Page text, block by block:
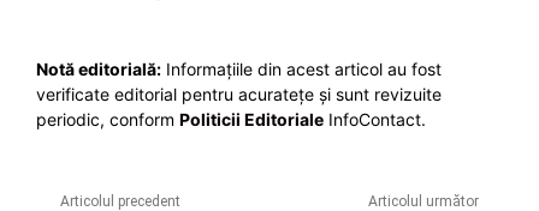
Notă editorială: Informațiile din acest articol au fost
verificate editorial pentru acuratețe și sunt revizuite
periodic, conform Politicii Editoriale InfoContact.
Articolul precedent
Articolul următor